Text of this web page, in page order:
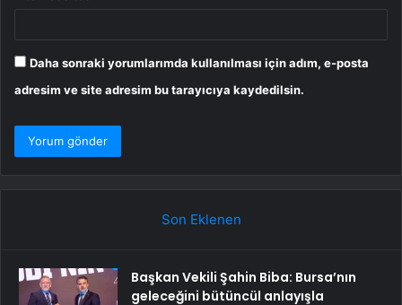
Daha sonraki yorumlarımda kullanılması için adım, e-posta
adresim ve site adresim bu tarayıcıya kaydedilsin.
Son Eklenen
Başkan Vekili Şahin Biba: Bursa’nın
geleceğini bütüncül anlayışla